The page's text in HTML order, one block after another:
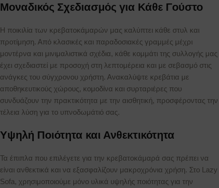
Μοναδικός Σχεδιασμός για Κάθε Γούστο
Η ποικιλία των κρεβατοκάμαρών μας καλύπτει κάθε στυλ και
προτίμηση. Από κλασικές και παραδοσιακές γραμμές μέχρι
μοντέρνα και μινιμαλιστικά σχέδια, κάθε κομμάτι της συλλογής μας
έχει σχεδιαστεί με προσοχή στη λεπτομέρεια και με σεβασμό στις
ανάγκες του σύγχρονου χρήστη. Ανακαλύψτε κρεβάτια με
αποθηκευτικούς χώρους, κομοδίνα και συρταριέρες που
συνδυάζουν την πρακτικότητα με την αισθητική, προσφέροντας την
τέλεια λύση για το υπνοδωμάτιό σας.
Υψηλή Ποιότητα και Ανθεκτικότητα
Τα έπιπλα που επιλέγετε για την κρεβατοκάμαρά σας πρέπει να
είναι ανθεκτικά και να εξασφαλίζουν μακροχρόνια χρήση. Στο Lazy
Sofa, χρησιμοποιούμε μόνο υλικά υψηλής ποιότητας για την